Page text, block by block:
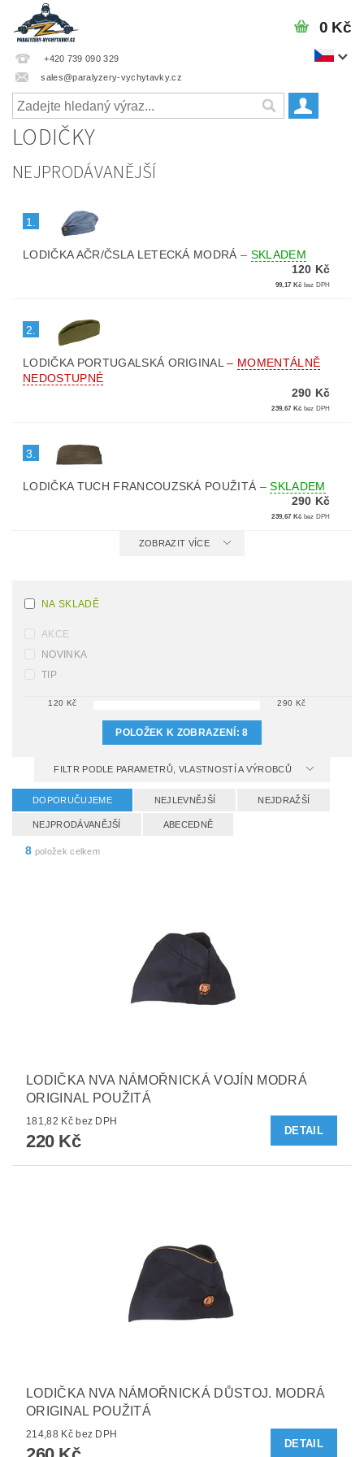
+420 739 090 329
sales@paralyzery-vychytavky.cz
0 Kč
LODIČKY
NEJPRODÁVANĚJŠÍ
1.
LODIČKA AČR/ČSLA LETECKÁ MODRÁ– SKLADEM
120 Kč
99,17 Kč bez DPH
2.
LODIČKA PORTUGALSKÁ ORIGINAL– MOMENTÁLNĚ
NEDOSTUPNÉ
290 Kč
239,67 Kč bez DPH
3.
LODIČKA TUCH FRANCOUZSKÁ POUŽITÁ –SKLADEM
290 Kč
239,67 Kč bez DPH
ZOBRAZIT VÍCE
NA SKLADĚ
AKCE
NOVINKA
TIP
120 Kč 290 Kč
POLOŽEK K ZOBRAZENÍ:8
FILTR PODLE PARAMETRŮ, VLASTNOSTÍ A VÝROBCŮ
DOPORUČUJEME NEJLEVNĚJŠÍ NEJDRAŽŠÍ
NEJPRODÁVANĚJŠÍ ABECEDNĚ
8 položek celkem
LODIČKA NVA NÁMOŘNICKÁ VOJÍN MODRÁ
ORIGINAL POUŽITÁ
181,82 Kč bez DPH
220 Kč
DETAIL
LODIČKA NVA NÁMOŘNICKÁ DŮSTOJ. MODRÁ
ORIGINAL POUŽITÁ
214,88 Kč bez DPH
DETAIL